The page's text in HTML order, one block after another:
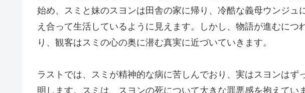
始め、スミと妹のスヨンは田舎の家に帰り、冷酷な義母ウンジュ
え合って生活しているように見えます。しかし、物語が進むにつ
り、観客はスミの心の奥に潜む真実に近づいていきます。
ラストでは、スミが精神的な病に苦しんでおり、実はスヨンはず
明します。スミは、スヨンの死について大きな罪悪感を抱えてい